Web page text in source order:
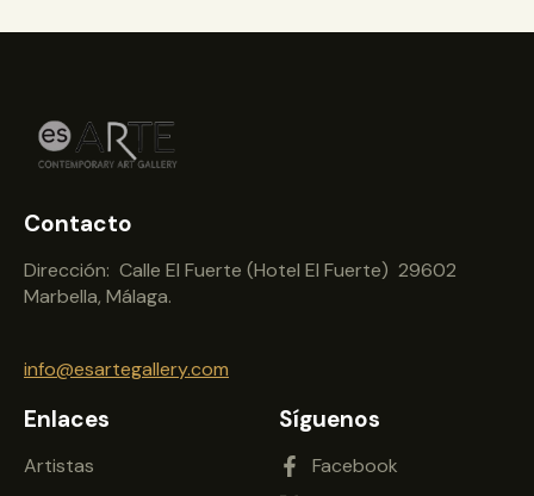
Contacto
Dirección: Calle El Fuerte (Hotel El Fuerte) 29602
Marbella, Málaga.
info@esartegallery.com
Enlaces
Artistas
Síguenos
Facebook